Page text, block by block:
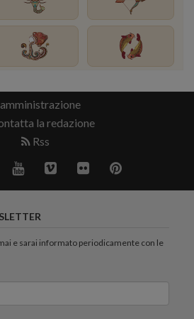
la redazione
Rss
e sarai informato periodicamente con le